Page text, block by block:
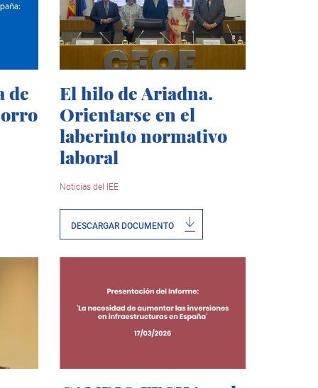
de
El hilo de Ariadna.
Orientarse en el
laberinto normativo
laboral
Noticias del IEE
DESCARGAR DOCUMENTO